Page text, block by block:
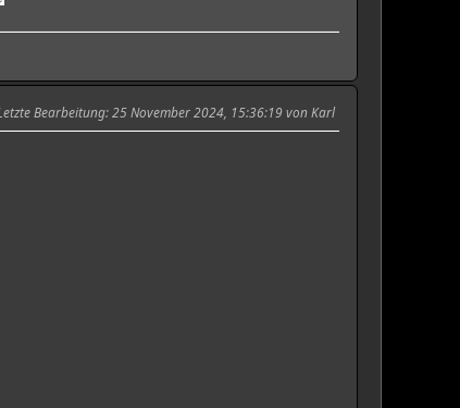
Bearbeitung: 25 November 2024, 15:36:19 von Karl